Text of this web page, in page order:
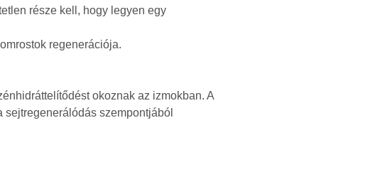
része kell, hogy legyen egy
regenerációja.
okoznak az izmokban. A
szempontjából